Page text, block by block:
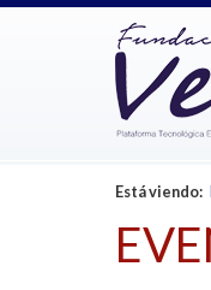
Está viendo: